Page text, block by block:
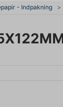
- Indpakning